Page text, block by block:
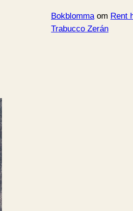
Bokblommaom Rent
Trabucco Zerán